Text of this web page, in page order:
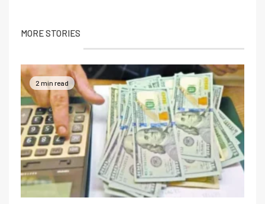
MORE STORIES
2 min read